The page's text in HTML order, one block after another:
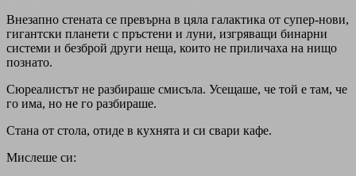
Внезапно стената се превърна в цяла галактика от супер-нови,
гигантски планети с пръстени и луни, изгряващи бинарни
системи и безброй други неща, които не приличаха на нищо
познато.
Сюреалистът не разбираше смисъла. Усещаше, че той е там, че
го има, но не го разбираше.
Стана от стола, отиде в кухнята и си свари кафе.
Мислеше си: